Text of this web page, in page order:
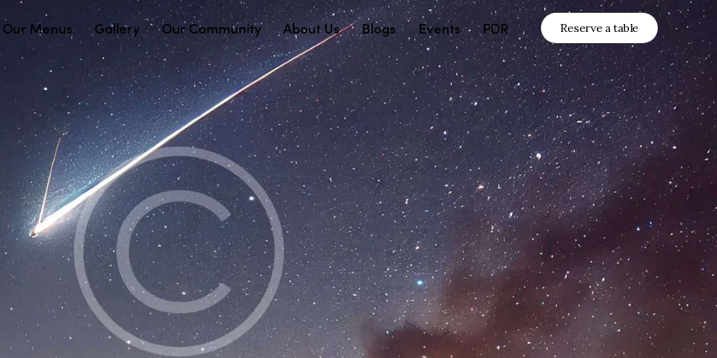
Our Menus Gallery Our Community About Us Blogs Events PDR Reserve a table